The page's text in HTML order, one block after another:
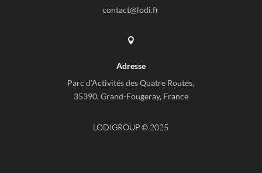
contact@lodi.fr

Adresse
Parc d’Activités des Quatre Routes,
35390, Grand-Fougeray, France
LODIGROUP © 2025